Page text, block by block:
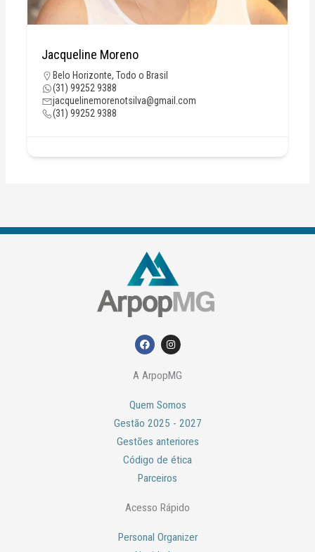
Jacqueline Moreno
Belo Horizonte, Todo o Brasil
(31) 99252 9388
jacquelinemorenotsilva@gmail.com
(31) 99252 9388
F
a
b
k
I
n
a
a
A ArpopMG
Quem Somos
Gestão 2025 - 2027
Gestões anteriores
Código de ética
Parceiros
Acesso Rápido
Personal Organizer